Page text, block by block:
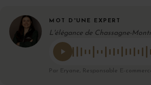
MOT D'UNE EXPERT
L'élégance de Chassagne-
Par Eryane, Responsable E-